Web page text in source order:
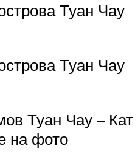
Туан Чау
Туан Чау
Туан Чау – Кат
на фото